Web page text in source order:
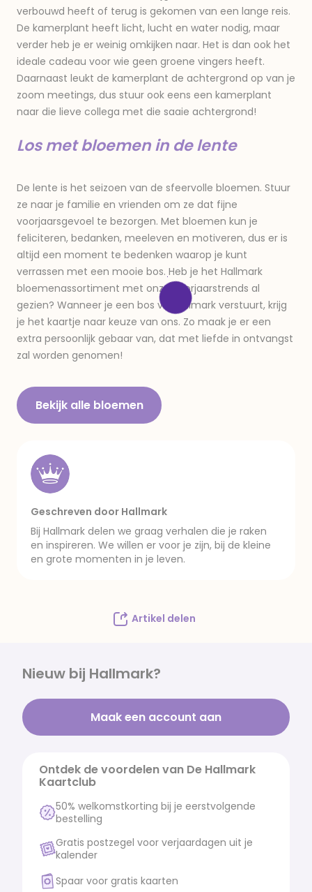
verbouwd heeft of terug is gekomen van een lange reis.
De kamerplant heeft licht, lucht en water nodig, maar
verder heb je er weinig omkijken naar. Het is dan ook het
ideale cadeau voor wie geen groene vingers heeft.
Daarnaast leukt de kamerplant de achtergrond op van je
zoom meetings, dus stuur ook eens een kamerplant
naar die lieve collega met die saaie achtergrond!
Los met bloemen in de lente
De lente is het seizoen van de sfeervolle bloemen. Stuur
ze naar je familie en vrienden om ze dat fijne
voorjaarsgevoel te bezorgen. Met bloemen kun je
feliciteren, bedanken, meeleven en motiveren, dus er is
altijd een moment te bedenken waarop je kunt
verrassen met een mooie bos. Heb je het Hallmark
bloemenassortiment met onze voorjaarstrends al
gezien? Wanneer je een bos via Hallmark verstuurt, krijg
je het kaartje naar keuze van ons. Zo maak je er een
extra persoonlijk gebaar van, dat met liefde in ontvangst
zal worden genomen!
Bekijk alle bloemen
Geschreven door Hallmark
Bij Hallmark delen we graag verhalen die je raken
en inspireren. We willen er voor je zijn, bij de kleine
en grote momenten in je leven.
Artikel delen
Nieuw bij Hallmark?
Maak een account aan
Ontdek de voordelen van De Hallmark
Kaartclub
50% welkomstkorting bij je eerstvolgende
bestelling
Gratis postzegel voor verjaardagen uit je
kalender
Spaar voor gratis kaarten